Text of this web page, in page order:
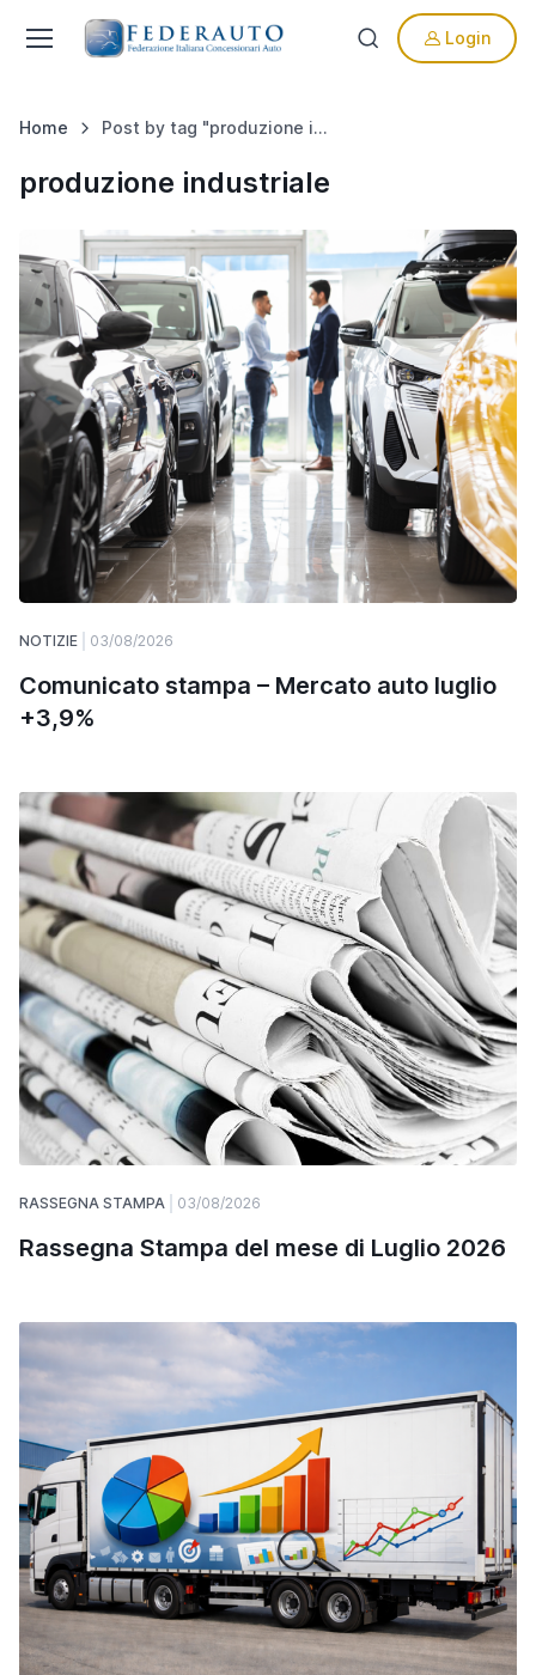
Login
Home Post by tag "produzione industriale"
produzione industriale
NOTIZIE 03/08/2026
Comunicato stampa – Mercato auto luglio
+3,9%
RASSEGNA STAMPA 03/08/2026
Rassegna Stampa del mese di Luglio 2026